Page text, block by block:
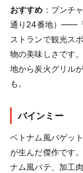
おすすめ ：ブンチ
通り24番地）——
ストランで観光ス
物の美味しさです
地から炭火グリル
も。
バインミー
ベトナム風バゲッ
が生んだ傑作です
ナム風パテ、加工